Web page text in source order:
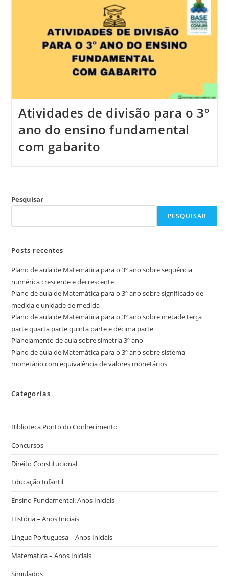
Atividades de divisão para o 3º
ano do ensino fundamental
com gabarito
Pesquisar
PESQUISAR
Posts recentes
Plano de aula de Matemática para o 3º ano sobre sequência
numérica crescente e decrescente
Plano de aula de Matemática para o 3º ano sobre significado de
medida e unidade de medida
Plano de aula de Matemática para o 3º ano sobre metade terça
parte quarta parte quinta parte e décima parte
Planejamento de aula sobre simetria 3º ano
Plano de aula de Matemática para o 3º ano sobre sistema
monetário com equivalência de valores monetários
Categorias
Biblioteca Ponto do Conhecimento
Concursos
Direito Constitucional
Educação Infantil
Ensino Fundamental: Anos Iniciais
História – Anos Iniciais
Língua Portuguesa – Anos Iniciais
Matemática – Anos Iniciais
Simulados